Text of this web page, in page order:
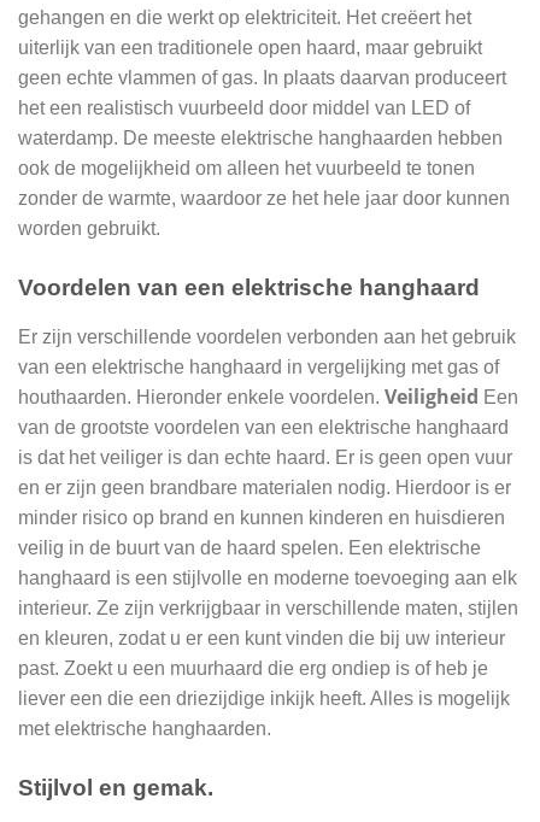
gehangen en die werkt op elektriciteit. Het creëert het
uiterlijk van een traditionele open haard, maar gebruikt
geen echte vlammen of gas. In plaats daarvan produceert
het een realistisch vuurbeeld door middel van LED of
waterdamp. De meeste elektrische hanghaarden hebben
ook de mogelijkheid om alleen het vuurbeeld te tonen
zonder de warmte, waardoor ze het hele jaar door kunnen
worden gebruikt.
Voordelen van een elektrische hanghaard
Er zijn verschillende voordelen verbonden aan het gebruik
van een elektrische hanghaard in vergelijking met gas of
houthaarden. Hieronder enkele voordelen. Veiligheid Een
van de grootste voordelen van een elektrische hanghaard
is dat het veiliger is dan echte haard. Er is geen open vuur
en er zijn geen brandbare materialen nodig. Hierdoor is er
minder risico op brand en kunnen kinderen en huisdieren
veilig in de buurt van de haard spelen. Een elektrische
hanghaard is een stijlvolle en moderne toevoeging aan elk
interieur. Ze zijn verkrijgbaar in verschillende maten, stijlen
en kleuren, zodat u er een kunt vinden die bij uw interieur
past. Zoekt u een muurhaard die erg ondiep is of heb je
liever een die een driezijdige inkijk heeft. Alles is mogelijk
met elektrische hanghaarden.
Stijlvol en gemak.